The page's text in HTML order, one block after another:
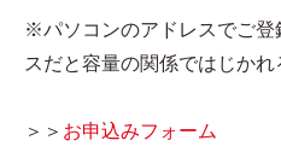
※パソコンのアドレスでご登
スだと容量の関係ではじかれ
＞＞ お申込みフォーム​